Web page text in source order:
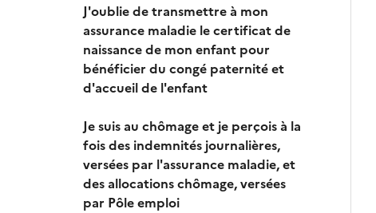
J'oublie de transmettre à mon
assurance maladie le certificat de
naissance de mon enfant pour
bénéficier du congé paternité et
d'accueil de l'enfant
Je suis au chômage et je perçois à la
fois des indemnités journalières,
versées par l'assurance maladie, et
des allocations chômage, versées
par Pôle emploi